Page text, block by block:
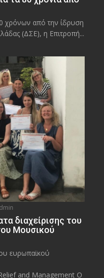
από την ίδρυση
(ΔΣΕ), η Επιτροπή...
διαχείρισης του
Μουσικού
ευρωπαϊκού
and Management O